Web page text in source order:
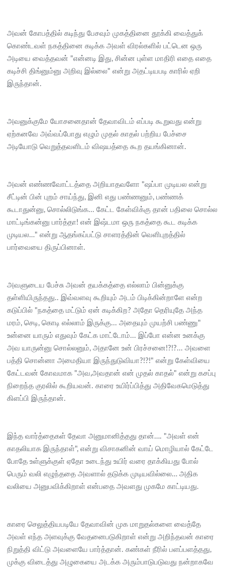
அவன் கோபத்தில் கடிந்து பேசவும் முகத்தினை தூக்கி வைத்துக்
கொண்டவள் நகத்தினை கடிக்க அவள் விரல்களில் பட்டென ஒரு
அடியை வைத்தவன் "என்னடி இது, சின்ன புள்ள மாதிரி எதை எதை
கடிச்சி திங்னும்னு அறிவு இல்லை" என்று அதட்டியபடி காரில் ஏறி
இருந்தான்.
அவனுக்குமே யோசனைதான் தேவாவிடம் எப்படி கூறுவது என்று
ஏற்கனவே அவ்வப்போது எழும் முதல் காதல் பற்றிய பேச்சை
அடியோடு வெறுத்தவளிடம் விஷயத்தை கூற தயங்கினான்.
அவன் எண்ணவோட்டத்தை அறியாதவளோ "ஷப்பா முடியல என்று
சீட்டின் பின் புறம் சாய்ந்து, இனி எது பண்ணனும், பண்ணக்
கூடாதுன்னு, சொல்லிடுங்க... கேட்ட கேள்விக்கு தான் பதிலை சொல்ல
மாட்டிங்கன்னு பார்த்தா! என் இஷ்டமா ஒரு நகத்தை கூட கடிக்க
முடியல…" என்று ஆதங்கப்பட்டு சாளரத்தின் வெளிபுறத்தில்
பார்வையை திருப்பினாள்.
அவளுடைய பேச்சு அவன் தயக்கத்தை எல்லாம் பின்னுக்கு
தள்ளியிருந்தது.. இவ்வளவு கூறியும் அடம் பிடிக்கின்றாளே என்ற
கடுப்பில் "நகத்தை மட்டும் ஏன் கடிக்கிற? அதோ தெரியுதே அந்த
மரம், செடி, கொடி எல்லாம் இருக்கு... அதையும் முயற்சி பண்ணு"
உன்னை யாரும் எதுவும் கேட்க மாட்டோம்... இப்போ என்ன உனக்கு
அவ யாருன்னு சொல்லனும், அதானே உன் பிரச்சனை!?!?... அவளை
பத்தி சொன்னா அமைதியா இருந்துடுவியா?!?!" என்று கேள்வியை
கேட்டவன் கோவமாக "அவ,அவதான் என் முதல் காதல்" என்று கசப்பு
நிறைந்த குரலில் கூறியவன். காரை உயிர்ப்பித்து அதிவேகமெடுத்து
கிளப்பி இருந்தான்.
இந்த வார்த்தைகள் தேவா அனுமானித்தது தான்…. "அவள் என்
காதலியாக இருந்தாள்", என்று விசாகனின் வாய் மொழியால் கேட்டே
போதே உள்ளுக்குள் ஏதோ உடைந்து உயிர் வரை தாக்கியது போல்
பெரும் வலி எழுந்ததை அவளால் தடுக்க முடியவில்லை… அதிக
வலியை அனுபவிக்கிறாள் என்பதை அவளது முகமே காட்டியது.
காரை செலுத்தியபடியே தேவாவின் முக மாறுதல்களை வைத்தே
அவள் எந்த அளவுக்கு வேதனைபடுகிறாள் என்று அறிந்தவன் காரை
நிறுத்தி விட்டு அவளையே பார்த்தான். கண்கள் நீரில் பளப்பளத்தது,
முக்கு விடைத்து அழுகையை அடக்க அரும்பாடுபடுவது நன்றாகவே